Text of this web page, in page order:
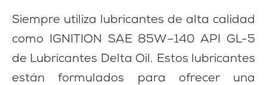
Siempre utiliza lubricantes de alta calidad
como IGNITION SAE 85W–140 API GL-5
de Lubricantes Delta Oil. Estos lubricantes
están formulados para ofrecer una